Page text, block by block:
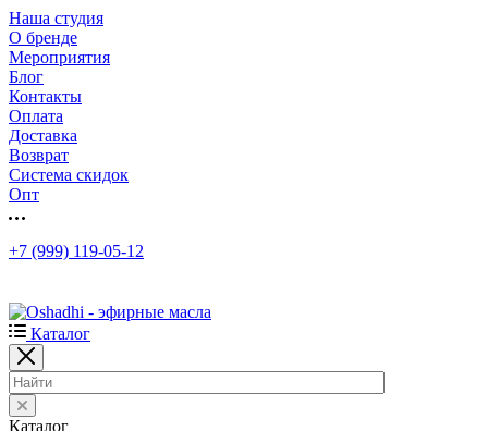
Наша студия
О бренде
Мероприятия
Блог
Контакты
Оплата
Доставка
Возврат
Система скидок
Опт
+7 (999) 119-05-12
Каталог
Каталог